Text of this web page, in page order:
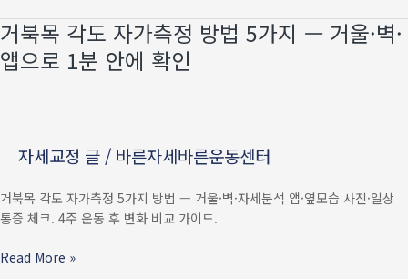
거북목 각도 자가측정 방법 5가지 — 거울·벽·
앱으로 1분 안에 확인
자세교정 글 / 바른자세바른운동센터
거북목 각도 자가측정 5가지 방법 — 거울·벽·자세분석 앱·옆모습 사진·일상
통증 체크. 4주 운동 후 변화 비교 가이드.
거북목
각도
자가측정
거울
벽
앱으로
1분
안에
Read More »